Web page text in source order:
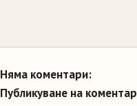
Няма коментари:
Публикуване на коментар